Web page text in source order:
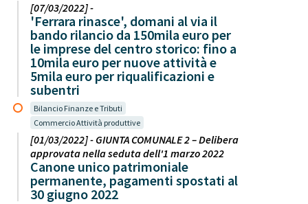
[07/03/2022] -
'Ferrara rinasce', domani al via il
bando rilancio da 150mila euro per
le imprese del centro storico: fino a
10mila euro per nuove attività e
5mila euro per riqualificazioni e
subentri
Bilancio Finanze e Tributi
Commercio Attività produttive
[01/03/2022] - GIUNTA COMUNALE 2 – Delibera
approvata nella seduta dell'1 marzo 2022
Canone unico patrimoniale
permanente, pagamenti spostati al
30 giugno 2022